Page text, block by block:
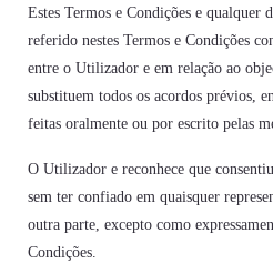
Estes Termos e Condições e qualquer
referido nestes Termos e Condições
entre o Utilizador e em relação ao
substituem todos os acordos prévios,
feitas oralmente ou por escrito pelas
O Utilizador e reconhece que
sem ter confiado em quaisquer
outra parte, excepto como
Condições.